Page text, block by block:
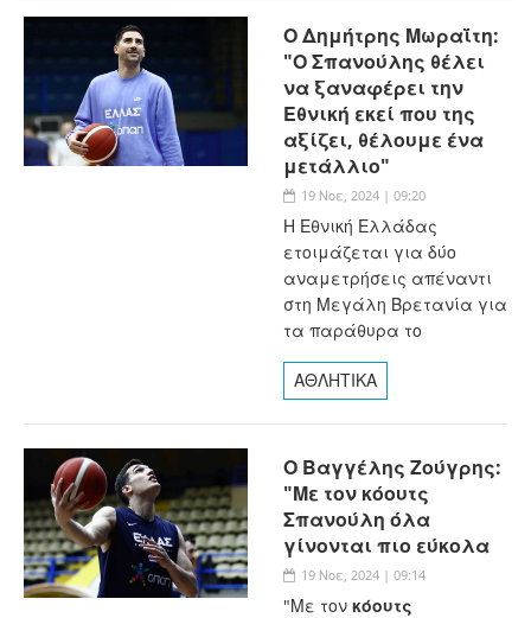
Ο Δημήτρης Μωραΐτη:
"Ο Σπανούλης θέλει
να ξαναφέρει την
Εθνική εκεί που της
αξίζει, θέλουμε ένα
μετάλλιο"
19 Νοε, 2024 | 09:20
Η Εθνική Ελλάδας
ετοιμάζεται για δύο
αναμετρήσεις απέναντι
στη Μεγάλη Βρετανία για
τα παράθυρα το
ΑΘΛΗΤΙΚΑ
Ο Βαγγέλης Ζούγρης:
"Με τον κόουτς
Σπανούλη όλα
γίνονται πιο εύκολα
19 Νοε, 2024 | 09:14
"Με τον κόουτς